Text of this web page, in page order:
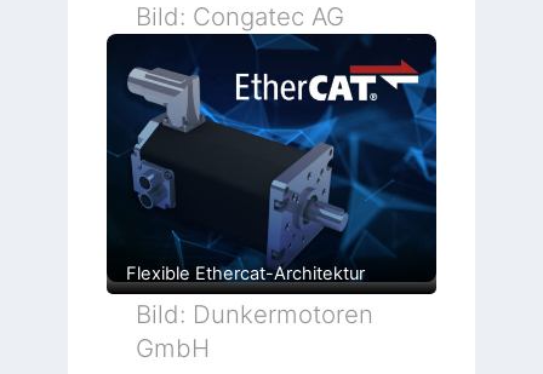
Bild: Congatec AG
Flexible Ethercat-Architektur
Bild: Dunkermotoren
GmbH